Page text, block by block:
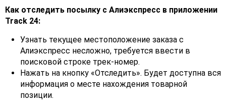
Как отследить посылку с Алиэкспресс в приложении
Track 24:
Узнать текущее местоположение заказа с
Алиэкспресс несложно, требуется ввести в
поисковой строке трек-номер.
Нажать на кнопку «Отследить». Будет доступна вся
информация о месте нахождения товарной
позиции.